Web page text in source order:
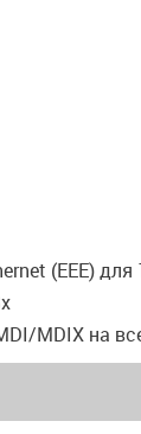
(EEE) для
MDIX на